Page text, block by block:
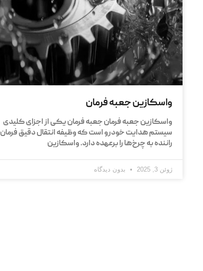
واسکازین جعبه فرمان
واسکازین جعبه فرمان جعبه فرمان یکی از اجزای کلیدی
سیستم هدایت خودرو است که وظیفه انتقال دقیق فرمان
راننده به چرخ‌ها را برعهده دارد. واسکازین
ژوئن 3, 2025 بدون دیدگاه